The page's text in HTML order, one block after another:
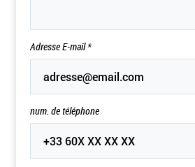
Adresse E-mail*
num. de téléphone